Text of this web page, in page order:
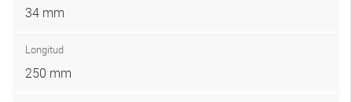
34 mm
Longitud
250 mm